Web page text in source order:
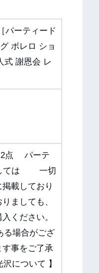
パーティード
ボレロ ショ
式 謝恩会 レ
2点 パーテ
しては 一切
載しており
しても、
ださい。
場合がござ
事をご了承
について 】